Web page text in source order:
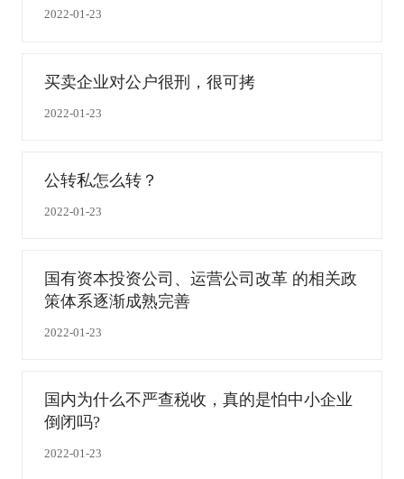
2022-01-23
买卖企业对公户很刑，很可拷
2022-01-23
公转私怎么转？
2022-01-23
国有资本投资公司、运营公司改革 的相关政
策体系逐渐成熟完善
2022-01-23
国内为什么不严查税收，真的是怕中小企业
倒闭吗?
2022-01-23